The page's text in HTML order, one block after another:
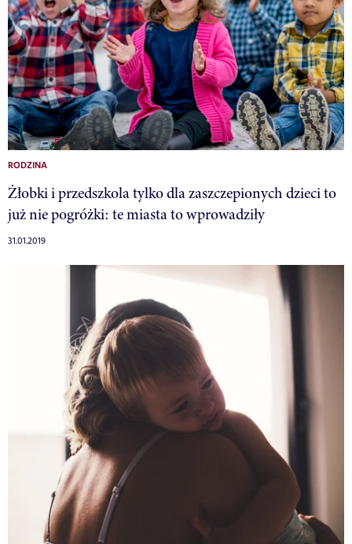
RODZINA
Żłobki i przedszkola tylko dla zaszczepionych dzieci to
już nie pogróżki: te miasta to wprowadziły
31.01.2019